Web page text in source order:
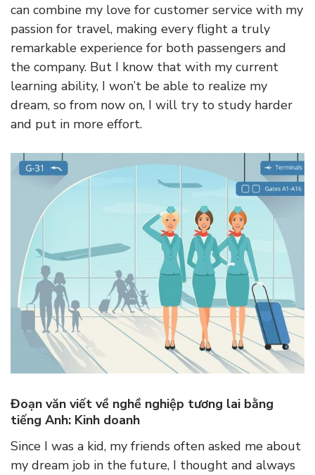
can combine my love for customer service with my
passion for travel, making every flight a truly
remarkable experience for both passengers and
the company. But I know that with my current
learning ability, I won’t be able to realize my
dream, so from now on, I will try to study harder
and put in more effort.
Đoạn văn viết về nghề nghiệp tương lai bằng
tiếng Anh: Kinh doanh
Since I was a kid, my friends often asked me about
my dream job in the future, I thought and always